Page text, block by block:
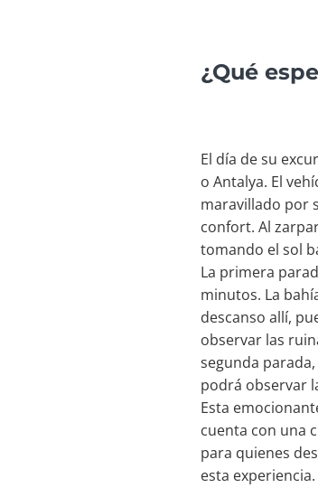
¿Qué
El día de su
o Antalya. El
maravillado por
confort. Al
tomando el sol
La primera
minutos. La
descanso allí,
observar las
segunda
podrá observar
Esta
cuenta con una
para quienes
esta experiencia.